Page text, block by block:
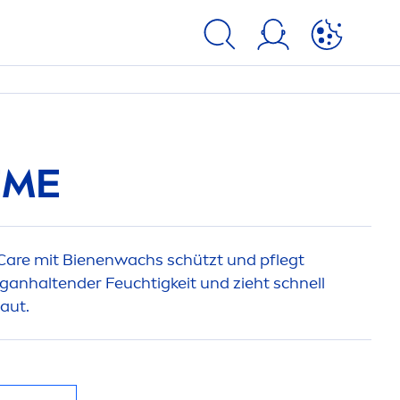
mit Bienenwachs schützt und pflegt
Feuchtigkeit und zieht schnell